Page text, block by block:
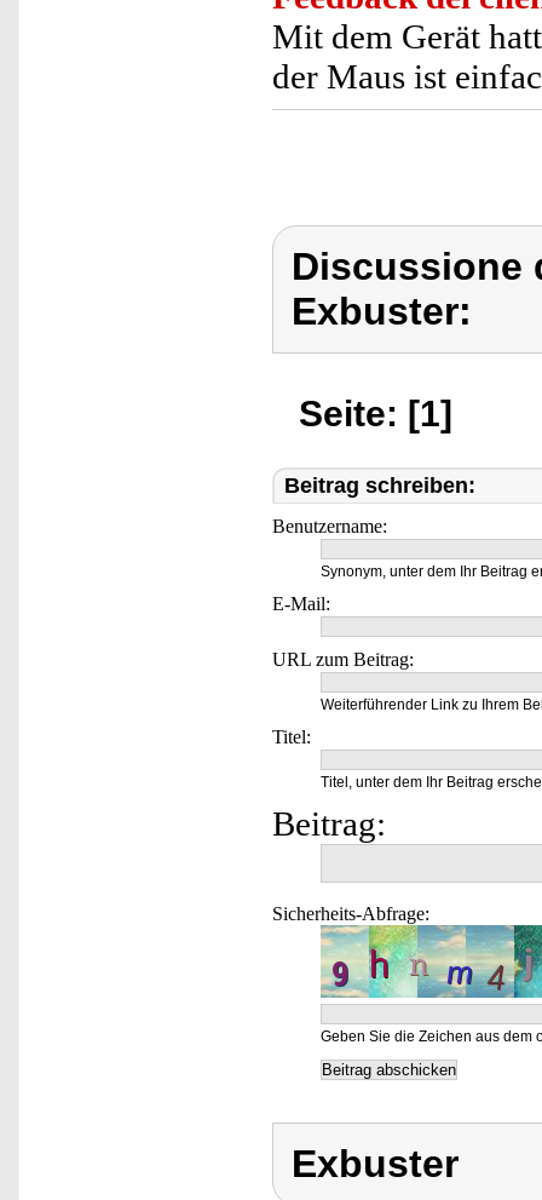
Mit dem Gerät
der Maus ist
Discussione
Exbuster:
Seite: [1]
Beitrag schreiben:
Benutzername:
Synonym, unter dem Ihr Beitrag
E-Mail:
URL zum Beitrag:
Weiterführender Link zu Ihrem
Titel:
Titel, unter dem Ihr Beitrag
Beitrag:
Sicherheits-Abfrage:
Geben Sie die Zeichen aus dem
Exbuster